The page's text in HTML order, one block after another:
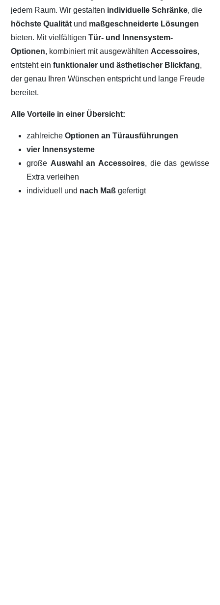
jedem Raum. Wir gestalten individuelle Schränke, die
höchste Qualität und maßgeschneiderte Lösungen
bieten. Mit vielfältigenTür- und Innensystem-
Optionen, kombiniert mit ausgewählten Accessoires,
entsteht einfunktionaler und ästhetischer Blickfang,
der genau Ihren Wünschen entspricht und lange Freude
bereitet.
Alle Vorteile in einer Übersicht:
zahlreicheOptionen an Türausführungen
vier Innensysteme
große Auswahl an Accessoires, die das gewisse
Extra verleihen
individuell und nach Maßgefertigt